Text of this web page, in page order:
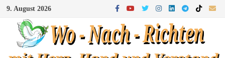
Zum
Inhalt
springen
9. August 2026